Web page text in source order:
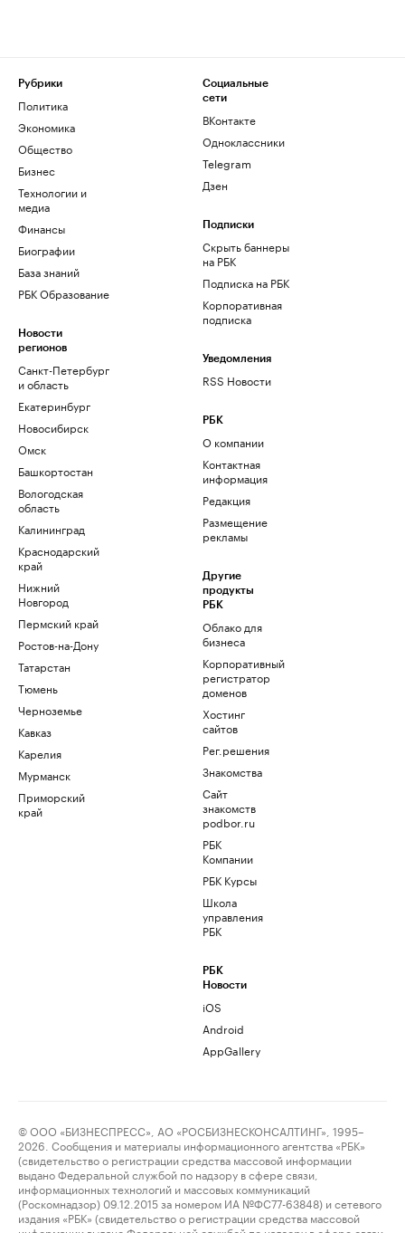
Рубрики
Политика
Экономика
Общество
Бизнес
Технологии и
медиа
Финансы
Биографии
База знаний
РБК Образование
Новости
регионов
Санкт-Петербург
и область
Екатеринбург
Новосибирск
Омск
Башкортостан
Вологодская
область
Калининград
Краснодарский
край
Нижний
Новгород
Пермский край
Ростов-на-Дону
Татарстан
Тюмень
Черноземье
Кавказ
Карелия
Мурманск
Приморский
край
Социальные
сети
ВКонтакте
Одноклассники
Telegram
Дзен
Подписки
Скрыть баннеры
на РБК
Подписка на РБК
Корпоративная
подписка
Уведомления
RSS Новости
РБК
О компании
Контактная
информация
Редакция
Размещение
рекламы
Другие
продукты
РБК
Облако для
бизнеса
Корпоративный
регистратор
доменов
Хостинг
сайтов
Рег.решения
Знакомства
Сайт
знакомств
podbor.ru
РБК
Компании
РБК Курсы
Школа
управления
РБК
РБК
Новости
iOS
Android
AppGallery
© ООО «БИЗНЕСПРЕСС», АО «РОСБИЗНЕСКОНСАЛТИНГ», 1995–
2026. Сообщения и материалы информационного агентства «РБК»
(свидетельство о регистрации средства массовой информации
выдано Федеральной службой по надзору в сфере связи,
информационных технологий и массовых коммуникаций
(Роскомнадзор) 09.12.2015 за номером ИА №ФС77-63848) и сетевого
издания «РБК» (свидетельство о регистрации средства массовой